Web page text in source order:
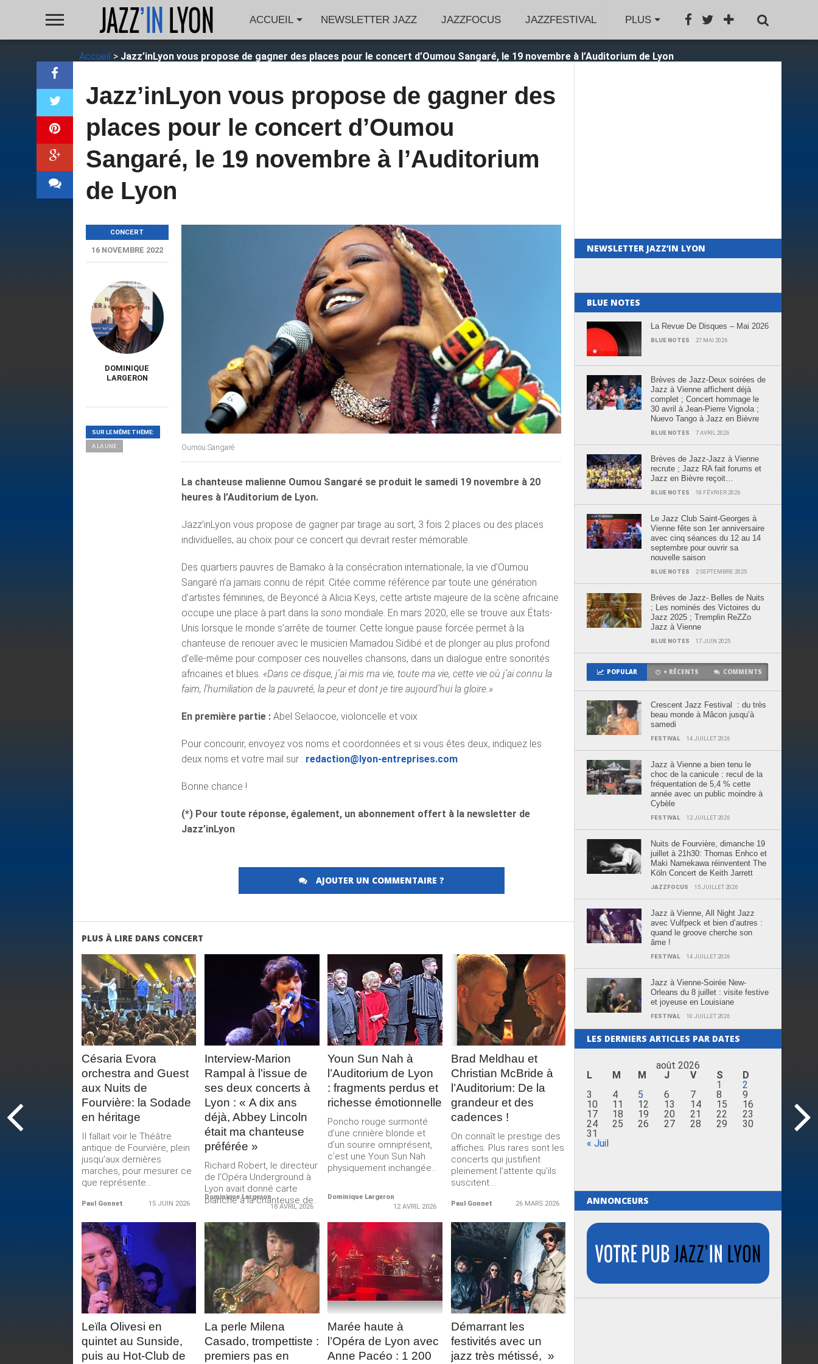
ACCUEIL NEWSLETTER JAZZ JAZZFOCUS JAZZFESTIVAL JAZZAGENDA JAZZBOOK
PLUS
Accueil > Jazz’inLyon vous propose de gagner des places pour le concert d’Oumou Sangaré, le 19 novembre à l’Auditorium de Lyon
Jazz’inLyon vous propose de gagner des
places pour le concert d’Oumou
Sangaré, le 19 novembre à l’Auditorium
de Lyon
Oumou Sangaré
La chanteuse malienne Oumou Sangaré se produit le samedi 19 novembre à 20
heures à l’Auditorium de Lyon.
Jazz’inLyon vous propose de gagner par tirage au sort, 3 fois 2 places ou des places
individuelles, au choix pour ce concert qui devrait rester mémorable.
Des quartiers pauvres de Bamako à la consécration internationale, la vie d’Oumou
Sangaré n’a jamais connu de répit. Citée comme référence par toute une génération
d’artistes féminines, de Beyoncé à Alicia Keys, cette artiste majeure de la scène africaine
occupe une place à part dans lasono mondiale. En mars 2020, elle se trouve aux États-
Unis lorsque le monde s’arrête de tourner. Cette longue pause forcée permet à la
chanteuse de renouer avec le musicien Mamadou Sidibé et de plonger au plus profond
d’elle-même pour composer ces nouvelles chansons, dans un dialogue entre sonorités
africaines et blues. «Dans ce disque, j’ai mis ma vie, toute ma vie, cette vie où j’ai connu la
faim, l’humiliation de la pauvreté, la peur et dont je tire aujourd’hui la gloire.»
En première partie :Abel Selaocoe, violoncelle et voix
Pour concourir, envoyez vos noms et coordonnées et si vous êtes deux, indiquez les
deux noms et votre mail sur : redaction@lyon-entreprises.com
Bonne chance !
(*) Pour toute réponse, également, un abonnement offert à la newsletter de
Jazz’inLyon
AJOUTER UN COMMENTAIRE ?
CONCERT
16 NOVEMBRE 2022
DOMINIQUE
LARGERON
SUR LE MÊME THÈME:
A LA UNE
PLUS À LIRE DANS CONCERT
LIRE LA
SUITE
Césaria Evora
orchestra and Guest
aux Nuits de
Fourvière: la Sodade
en héritage
Il fallait voir le Théâtre
antique de Fourvière, plein
jusqu’aux dernières
marches, pour mesurer ce
que représente...
Paul Gonnet 15 JUIN 2026
LIRE LA
SUITE
Interview-Marion
Rampal à l’issue de
ses deux concerts à
Lyon : « A dix ans
déjà, Abbey Lincoln
était ma chanteuse
préférée »
Richard Robert, le directeur
de l’Opéra Underground à
Lyon avait donné carte
blanche à la chanteuse de...
Dominique Largeron
18 AVRIL 2026
LIRE LA
SUITE
Youn Sun Nah à
l’Auditorium de Lyon
: fragments perdus et
richesse émotionnelle
Poncho rouge surmonté
d’une crinière blonde et
d’un sourire omniprésent,
c’est une Youn Sun Nah
physiquement inchangée...
Dominique Largeron
12 AVRIL 2026
LIRE LA
SUITE
Brad Meldhau et
Christian McBride à
l’Auditorium: De la
grandeur et des
cadences !
On connaît le prestige des
affiches. Plus rares sont les
concerts qui justifient
pleinement l’attente qu’ils
suscitent....
Paul Gonnet 26 MARS 2026
LIRE LA
SUITE
Leïla Olivesi en
quintet au Sunside,
puis au Hot-Club de
LIRE LA
SUITE
La perle Milena
Casado, trompettiste :
premiers pas en
LIRE LA
SUITE
Marée haute à
l’Opéra de Lyon avec
Anne Pacéo : 1 200
LIRE LA
SUITE
Démarrant les
festivités avec un
jazz très métissé, »
NEWSLETTER JAZZ’IN LYON
BLUE NOTES
La Revue De Disques – Mai 2026
BLUE NOTES 27 MAI 2026
Brèves de Jazz-Deux soirées de
Jazz à Vienne affichent déjà
complet ; Concert hommage le
30 avril à Jean-Pierre Vignola ;
Nuevo Tango à Jazz en Bièvre
BLUE NOTES 7 AVRIL 2026
Brèves de Jazz-Jazz à Vienne
recrute ; Jazz RA fait forums et
Jazz en Bièvre reçoit…
BLUE NOTES 18 FÉVRIER 2026
Le Jazz Club Saint-Georges à
Vienne fête son 1er anniversaire
avec cinq séances du 12 au 14
septembre pour ouvrir sa
nouvelle saison
BLUE NOTES 2 SEPTEMBRE 2025
Brèves de Jazz- Belles de Nuits
; Les nominés des Victoires du
Jazz 2025 ; Tremplin ReZZo
Jazz à Vienne
BLUE NOTES 17 JUIN 2025
POPULAR + RÉCENTS COMMENTS
Crescent Jazz Festival : du très
beau monde à Mâcon jusqu’à
samedi
FESTIVAL 14 JUILLET 2026
Jazz à Vienne a bien tenu le
choc de la canicule : recul de la
fréquentation de 5,4 % cette
année avec un public moindre à
Cybèle
FESTIVAL 12 JUILLET 2026
Nuits de Fourvière, dimanche 19
juillet à 21h30: Thomas Enhco et
Maki Namekawa réinventent The
Köln Concert de Keith Jarrett
JAZZFOCUS 15 JUILLET 2026
Jazz à Vienne, All Night Jazz
avec Vulfpeck et bien d’autres :
quand le groove cherche son
âme !
FESTIVAL 14 JUILLET 2026
Jazz à Vienne-Soirée New-
Orleans du 8 juillet : visite festive
et joyeuse en Louisiane
FESTIVAL 10 JUILLET 2026
LES DERNIERS ARTICLES PAR DATES
août 2026
L
M M J V S
D
1
2
3
4 5 6 7 8
9
10
11 12 13 14 15
16
17
18 19 20 21 22
23
24
25 26 27 28 29
30
31
« Juil
ANNONCEURS
Merci de Liker notre page Facebook !